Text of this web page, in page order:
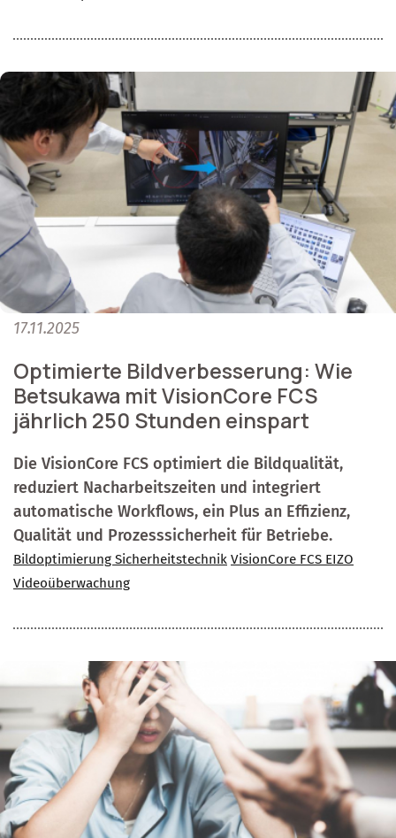
17.11.2025
Optimierte Bildverbesserung: Wie
Betsukawa mit VisionCore FCS
jährlich 250 Stunden einspart
Die VisionCore FCS optimiert die Bildqualität,
reduziert Nacharbeitszeiten und integriert
automatische Workflows, ein Plus an Effizienz,
Qualität und Prozesssicherheit für Betriebe.
Bildoptimierung Sicherheitstechnik VisionCore FCS EIZO
Videoüberwachung